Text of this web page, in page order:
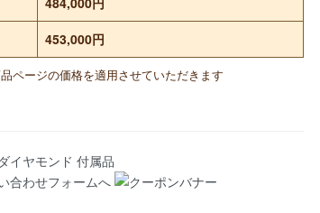
453,000円
ページの価格を適用させていただきます